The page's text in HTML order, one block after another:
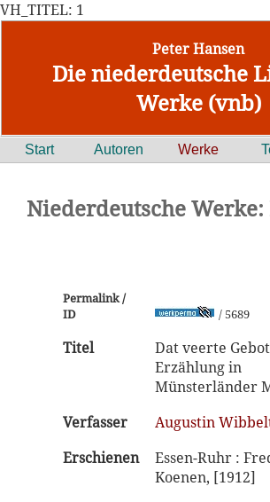
VH_TITEL: 1
Peter Hansen
Die niederdeutsche
Werke (vnb)
Start Autoren Werke
Niederdeutsche
Permalink /
ID
/ 5689
Titel
Dat veerte
Erzählung in
Münsterländer
Verfasser
Augustin Wibbelt
Erschienen
Essen-Ruhr :
Koenen, [1912]